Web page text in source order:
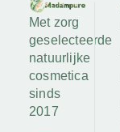
Met zorg
geselecteerde
natuurlijke
cosmetica
sinds
2017